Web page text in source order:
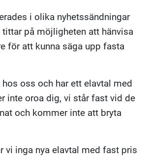
i olika nyhetssändningar
på möjligheten att hänvisa
för att kunna säga upp fasta
hos oss och har ett elavtal med
inte oroa dig, vi står fast vid de
och kommer inte att bryta
vi inga nya elavtal med fast pris